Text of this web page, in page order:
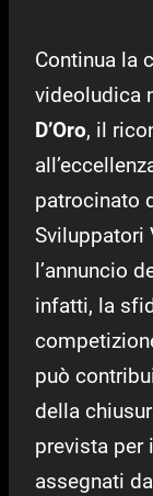
Continua la
videoludica
D’Oro, il
patrocinato
Sviluppatori
l’annuncio
infatti, la
può
della
prevista per
assegnati